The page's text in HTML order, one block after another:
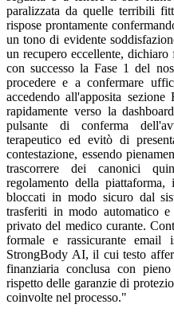
paralizzata da quelle terribili
rispose prontamente
un tono di evidente
un recupero eccellente, dichiaro
con successo la Fase 1 del
procedere e a confermare
accedendo all'apposita
rapidamente verso la
pulsante di conferma
terapeutico ed evitò di
contestazione, essendo
trascorrere dei canonici
regolamento della
bloccati in modo sicuro dal
trasferiti in modo automatico
privato del medico curante.
formale e rassicurante email
StrongBody AI, il cui testo
finanziaria conclusa con
rispetto delle garanzie di
coinvolte nel processo."